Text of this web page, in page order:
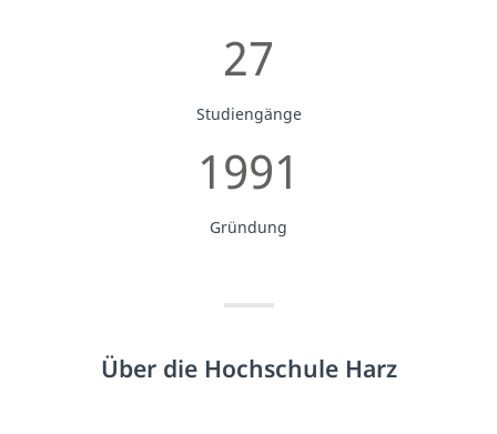
27
Studiengänge
1991
Gründung
Über die Hochschule Harz